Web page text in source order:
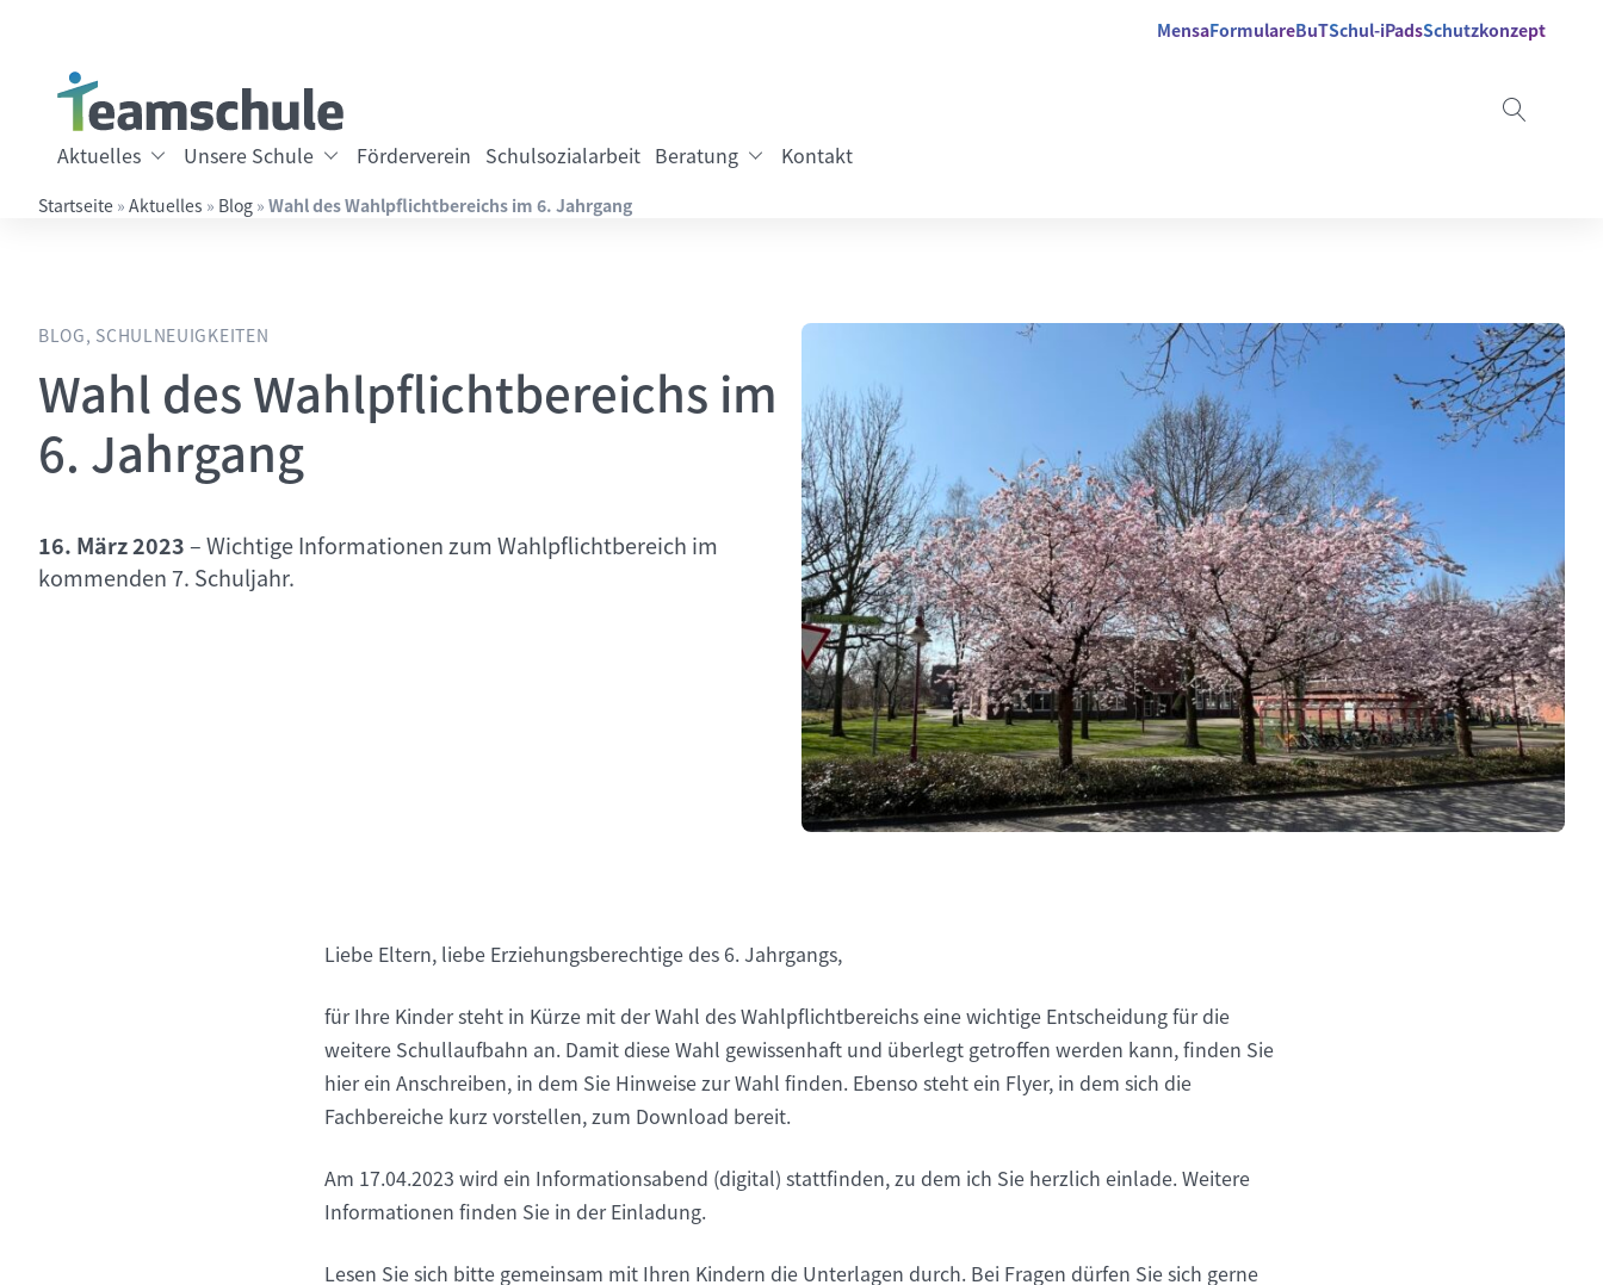
MensaFormulareBuTSchul-iPadsSchutzkonzept
Aktuelles Unsere Schule Förderverein Schulsozialarbeit Beratung Kontakt
Startseite » Aktuelles » Blog » Wahl des Wahlpflichtbereichs im 6. Jahrgang
Wahl des Wahlpflichtbereichs im
6. Jahrgang
BLOG, SCHULNEUIGKEITEN
16. März 2023–Wichtige Informationen zum Wahlpflichtbereich im
kommenden 7. Schuljahr.
Liebe Eltern, liebe Erziehungsberechtige des 6. Jahrgangs,
für Ihre Kinder steht in Kürze mit der Wahl des Wahlpflichtbereichs eine wichtige Entscheidung für die
weitere Schullaufbahn an. Damit diese Wahl gewissenhaft und überlegt getroffen werden kann, finden Sie
hier ein Anschreiben, in dem Sie Hinweise zur Wahl finden. Ebenso steht ein Flyer, in dem sich die
Fachbereiche kurz vorstellen, zum Download bereit.
Am 17.04.2023 wird ein Informationsabend (digital) stattfinden, zu dem ich Sie herzlich einlade. Weitere
Informationen finden Sie in der Einladung.
Lesen Sie sich bitte gemeinsam mit Ihren Kindern die Unterlagen durch. Bei Fragen dürfen Sie sich gerne